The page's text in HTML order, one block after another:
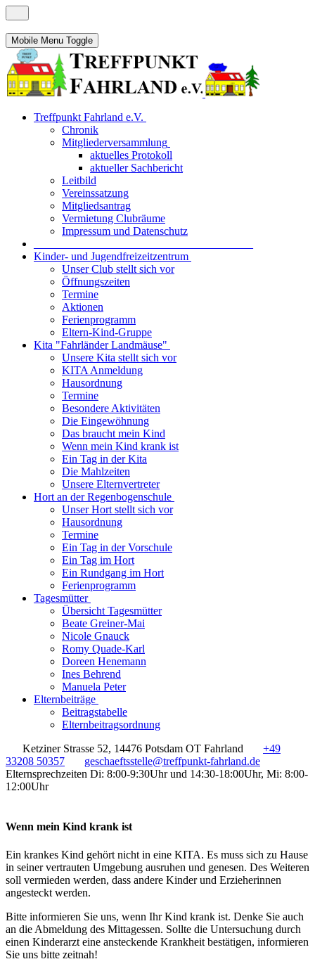
Mobile Menu Toggle
Treffpunkt Fahrland e.V.
Chronik
Mitgliederversammlung
aktuelles Protokoll
aktueller Sachbericht
Leitbild
Vereinssatzung
Mitgliedsantrag
Vermietung Clubräume
Impressum und Datenschutz
Kinder- und Jugendfreizeitzentrum
Unser Club stellt sich vor
Öffnungszeiten
Termine
Aktionen
Ferienprogramm
Eltern-Kind-Gruppe
Kita "Fahrländer Landmäuse"
Unsere Kita stellt sich vor
KITA Anmeldung
Hausordnung
Termine
Besondere Aktivitäten
Die Eingewöhnung
Das braucht mein Kind
Wenn mein Kind krank ist
Ein Tag in der Kita
Die Mahlzeiten
Unsere Elternvertreter
Hort an der Regenbogenschule
Unser Hort stellt sich vor
Hausordnung
Termine
Ein Tag in der Vorschule
Ein Tag im Hort
Ein Rundgang im Hort
Ferienprogramm
Tagesmütter
Übersicht Tagesmütter
Beate Greiner-Mai
Nicole Gnauck
Romy Quade-Karl
Doreen Henemann
Ines Behrend
Manuela Peter
Elternbeiträge
Beitragstabelle
Elternbeitragsordnung
Ketziner Strasse 52, 14476 Potsdam OT Fahrland
+49
33208 50357
geschaeftsstelle@treffpunkt-fahrland.de
Elternsprechzeiten Di: 8:00-9:30Uhr und 14:30-18:00Uhr, Mi: 8:00-
12:00Uhr
Wenn mein Kind krank ist
Ein krankes Kind gehört nicht in eine KITA. Es muss sich zu Hause
in seiner vertrauten Umgebung ausruhen und genesen. Des Weiteren
soll vermieden werden, dass andere Kinder und Erzieherinnen
angesteckt werden.
Bitte informieren Sie uns, wenn Ihr Kind krank ist. Denke Sie auch
an die Abmeldung des Mittagessen. Sollte die Untersuchung durch
einen Kinderarzt eine ansteckende Krankheit bestätigen, informieren
Sie uns bitte zeitnah!